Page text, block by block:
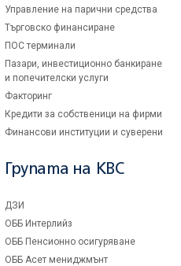
Управление на парични средства
Търговско финансиране
ПОС терминали
Пазари, инвестиционно банкиране
и попечителски услуги
Факторинг
Кредити за собственици на фирми
Финансови институции и суверени
Групата на KBC
ДЗИ
ОББ Интерлийз
ОББ Пенсионно осигуряване
ОББ Асет мениджмънт